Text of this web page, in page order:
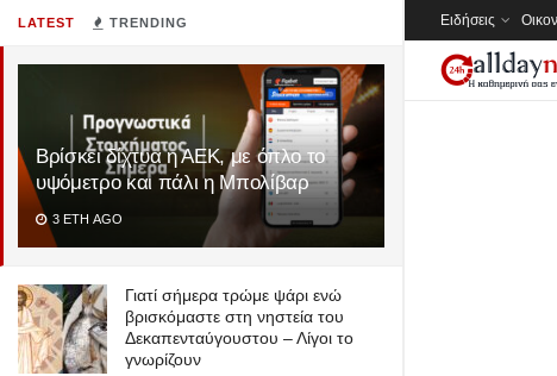
LATEST TRENDING
Βρίσκει δίχτυα η ΑΕΚ, με όπλο το
υψόμετρο και πάλι η Μπολίβαρ
3 ΈΤΗ AGO
Γιατί σήμερα τρώμε ψάρι ενώ
βρισκόμαστε στη νηστεία του
Δεκαπενταύγουστου – Λίγοι το
γνωρίζουν
Ειδήσεις